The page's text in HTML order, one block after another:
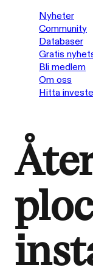
Nyheter
Community
Databaser
Gratis
Bli medlem
Om oss
Hitta